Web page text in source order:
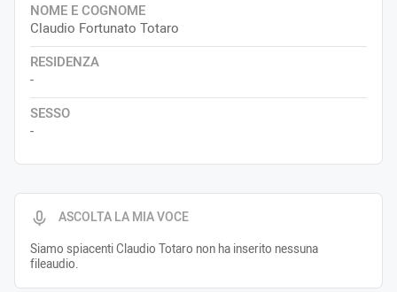
ASCOLTA LA MIA VOCE
Siamo spiacenti Claudio Totaro non ha inserito nessuna
fileaudio.
NOME E COGNOME
Claudio Fortunato Totaro
RESIDENZA
-
SESSO
-